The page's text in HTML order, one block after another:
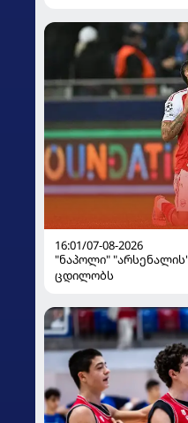
16:01/07-08-2026
"ნაპოლი"
ცდილობს